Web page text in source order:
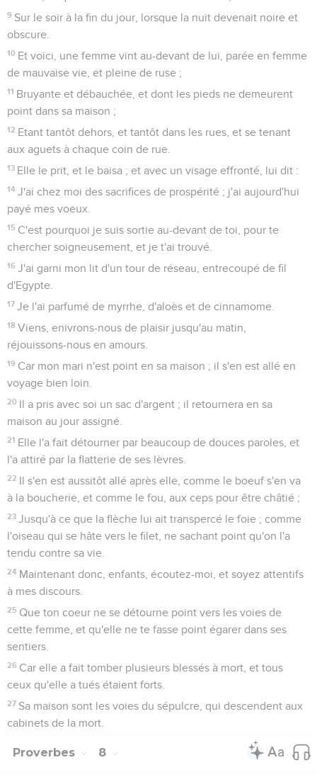
9 Sur le soir à la fin du jour, lorsque la nuit devenait noire et
obscure.
10 Et voici, une femme vint au-devant de lui, parée en femme
de mauvaise vie, et pleine de ruse ;
11 Bruyante et débauchée, et dont les pieds ne demeurent
point dans sa maison ;
12 Etant tantôt dehors, et tantôt dans les rues, et se tenant
aux aguets à chaque coin de rue.
13 Elle le prit, et le baisa ; et avec un visage effronté, lui dit :
14 J'ai chez moi des sacrifices de prospérité ; j'ai aujourd'hui
payé mes voeux.
15 C'est pourquoi je suis sortie au-devant de toi, pour te
chercher soigneusement, et je t'ai trouvé.
16 J'ai garni mon lit d'un tour de réseau, entrecoupé de fil
d'Egypte.
17 Je l'ai parfumé de myrrhe, d'aloès et de cinnamome.
18 Viens, enivrons-nous de plaisir jusqu'au matin,
réjouissons-nous en amours.
19 Car mon mari n'est point en sa maison ; il s'en est allé en
voyage bien loin.
20 Il a pris avec soi un sac d'argent ; il retournera en sa
maison au jour assigné.
21 Elle l'a fait détourner par beaucoup de douces paroles, et
l'a attiré par la flatterie de ses lèvres.
22 Il s'en est aussitôt allé après elle, comme le boeuf s'en va
à la boucherie, et comme le fou, aux ceps pour être châtié ;
23 Jusqu'à ce que la flèche lui ait transpercé le foie ; comme
l'oiseau qui se hâte vers le filet, ne sachant point qu'on l'a
tendu contre sa vie.
24 Maintenant donc, enfants, écoutez-moi, et soyez attentifs
à mes discours.
25 Que ton coeur ne se détourne point vers les voies de
cette femme, et qu'elle ne te fasse point égarer dans ses
sentiers.
26 Car elle a fait tomber plusieurs blessés à mort, et tous
ceux qu'elle a tués étaient forts.
27 Sa maison sont les voies du sépulcre, qui descendent aux
cabinets de la mort.
Proverbes 8